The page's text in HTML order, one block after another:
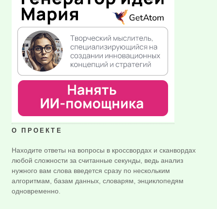
О ПРОЕКТЕ
Находите ответы на вопросы в кроссвордах и сканвордах
любой сложности за считанные секунды, ведь анализ
нужного вам слова введется сразу по нескольким
алгоритмам, базам данных, словарям, энциклопедям
одновременно.